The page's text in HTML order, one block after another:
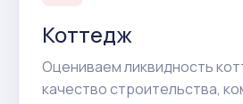
Коттедж
Оцениваем ликвидность
качество строительства,